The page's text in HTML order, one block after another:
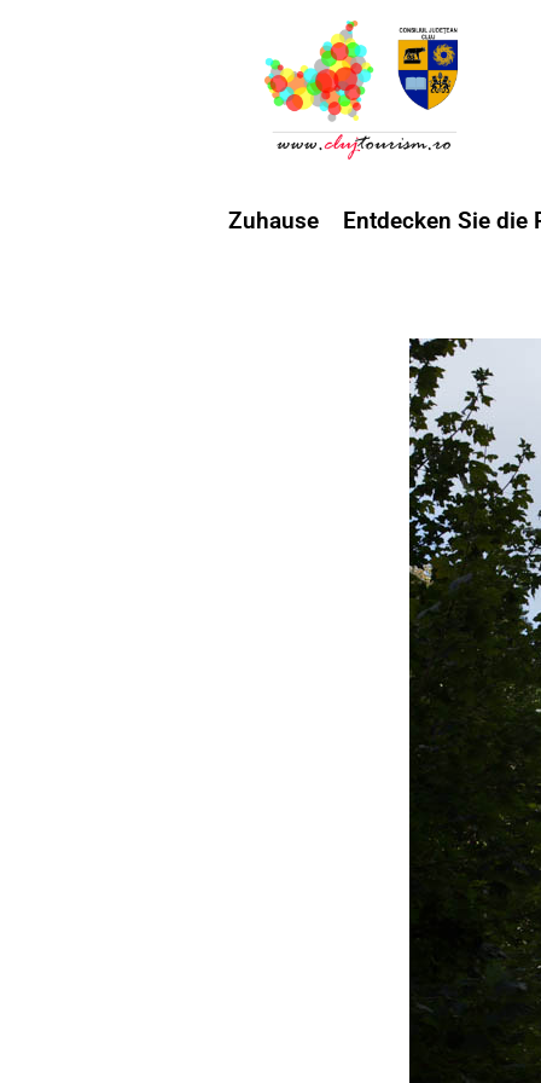
Zuhause Entdecken Sie die